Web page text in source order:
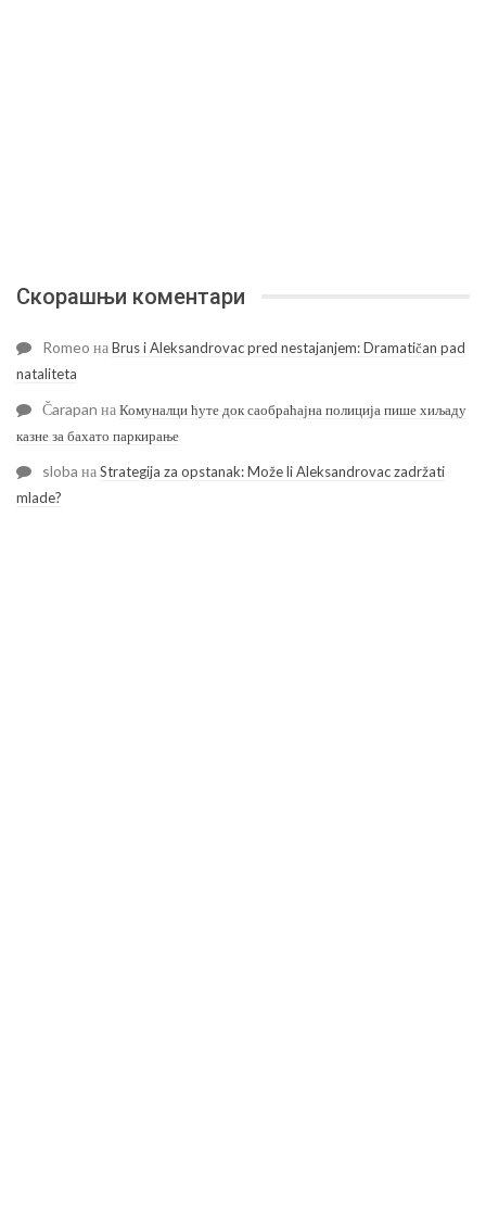
Скорашњи коментари
Romeo наBrus i Aleksandrovac pred nestajanjem: Dramatičan pad
nataliteta
Čarapan наКомуналци ћуте док саобраћајна полиција пише хиљаду
казне за бахато паркирање
sloba наStrategija za opstanak: Može li Aleksandrovac zadržati
mlade?